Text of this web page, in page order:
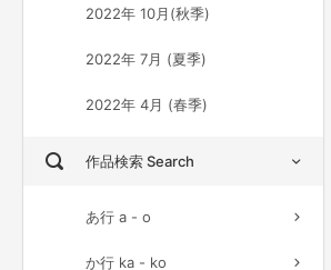
2022年 10月(秋季)
2022年 7月 (夏季)
2022年 4月 (春季)
作品検索 Search
あ行 a - o
か行 ka - ko